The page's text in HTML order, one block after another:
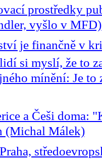
prostředky
vyšlo v MFD)
je finančně v
si myslí, že to
mínění: Je
a Češi doma:
(Michal Málek)